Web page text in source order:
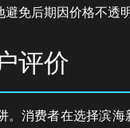
免后期因价格不透
评价
。消费者在选择滨